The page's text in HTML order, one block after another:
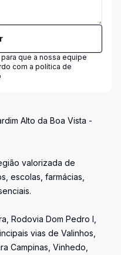
que a nossa equipe
com a política de
Alto da Boa Vista -
valorizada de
escolas, farmácias,
Rodovia Dom Pedro I,
vias de Valinhos,
Campinas, Vinhedo,